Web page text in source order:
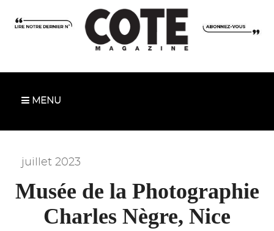
MENU
juillet 2023
Musée de la Photographie
Charles Nègre, Nice